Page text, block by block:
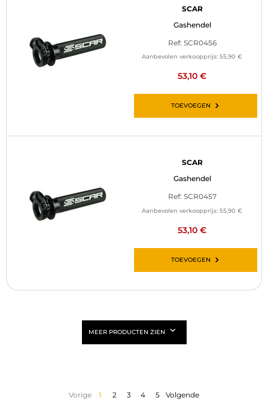
SCAR
Gashendel
Ref: SCR0456
Aanbevolen verkoopprijs: 55,90 €
53,10 €
TOEVOEGEN
SCAR
Gashendel
Ref: SCR0457
Aanbevolen verkoopprijs: 55,90 €
53,10 €
TOEVOEGEN
MEER PRODUCTEN ZIEN
Vorige 1 2 3 4 5 Volgende